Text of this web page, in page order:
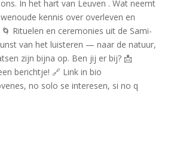
no solo se interesen, si no q